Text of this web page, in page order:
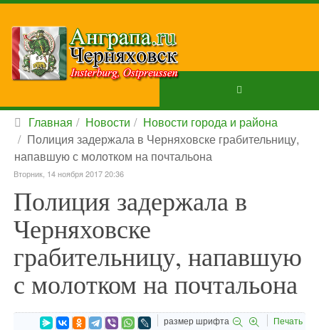
Главная Новости
Новости города и района
Полиция задержала в Черняховске грабительницу,
напавшую с молотком на почтальона
Вторник, 14 ноября 2017 20:36
Полиция задержала в
Черняховске
грабительницу, напавшую
с молотком на почтальона
размер шрифта Печать